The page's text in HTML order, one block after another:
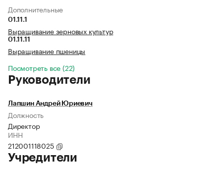
Дополнительные
01.11.1
Выращивание зерновых культур
01.11.11
Выращивание пшеницы
Посмотреть все (22)
Руководители
Лапшин Андрей Юриевич
Должность
Директор
ИНН
212001118025
Учредители